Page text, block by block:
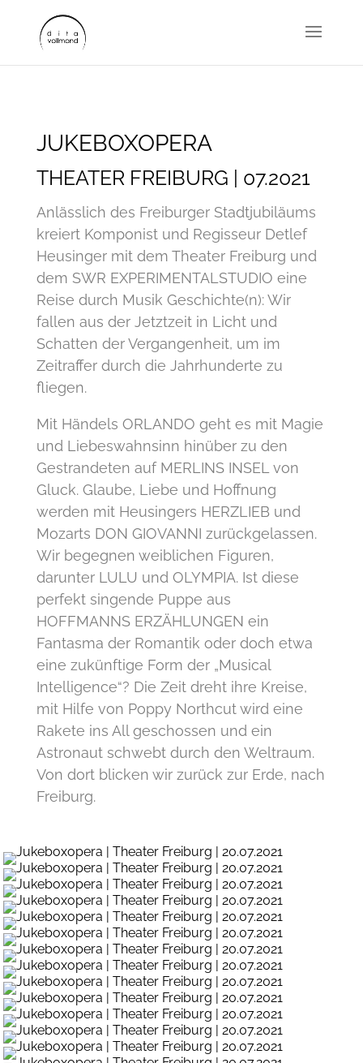
JUKEBOXOPERA
THEATER FREIBURG | 07.2021
Anlässlich des Freiburger Stadtjubiläums
kreiert Komponist und Regisseur Detlef
Heusinger mit dem Theater Freiburg und
dem SWR EXPERIMENTALSTUDIO eine
Reise durch Musik Geschichte(n): Wir
fallen aus der Jetztzeit in Licht und
Schatten der Vergangenheit, um im
Zeitraffer durch die Jahrhunderte zu
fliegen.
Mit Händels ORLANDO geht es mit Magie
und Liebeswahnsinn hinüber zu den
Gestrandeten auf MERLINS INSEL von
Gluck. Glaube, Liebe und Hoffnung
werden mit Heusingers HERZLIEB und
Mozarts DON GIOVANNI zurückgelassen.
Wir begegnen weiblichen Figuren,
darunter LULU und OLYMPIA. Ist diese
perfekt singende Puppe aus
HOFFMANNS ERZÄHLUNGEN ein
Fantasma der Romantik oder doch etwa
eine zukünftige Form der „Musical
Intelligence“? Die Zeit dreht ihre Kreise,
mit Hilfe von Poppy Northcut wird eine
Rakete ins All geschossen und ein
Astronaut schwebt durch den Weltraum.
Von dort blicken wir zurück zur Erde, nach
Freiburg.